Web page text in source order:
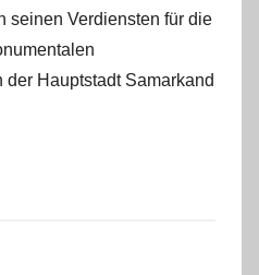
seinen Verdiensten für die
Hauptstadt Samarkand